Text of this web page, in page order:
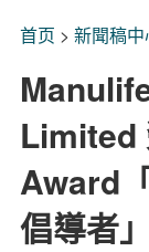
首页 > 新聞稿中
Limited
Award
倡導者